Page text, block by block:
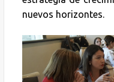
nuevos horizontes.